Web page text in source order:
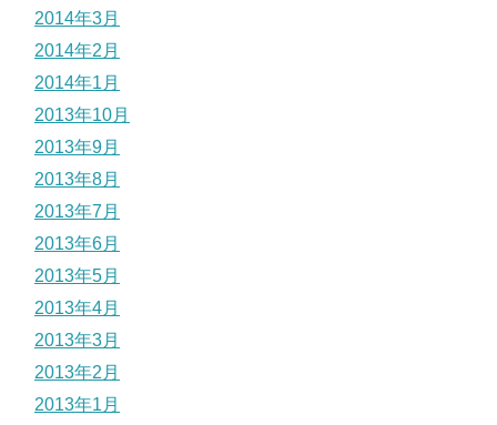
2014年3月
2014年2月
2014年1月
2013年10月
2013年9月
2013年8月
2013年7月
2013年6月
2013年5月
2013年4月
2013年3月
2013年2月
2013年1月